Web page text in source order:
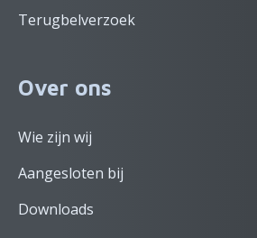
Terugbelverzoek
Over ons
Wie zijn wij
Aangesloten bij
Downloads